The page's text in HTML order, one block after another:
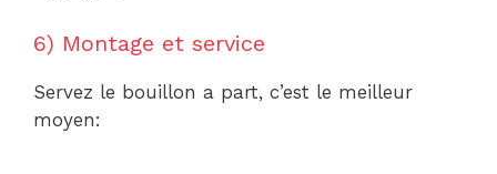
6) Montage et service
Servez le bouillon a part, c’est le meilleur
moyen: